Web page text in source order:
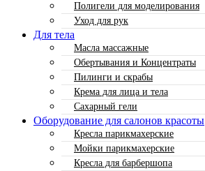
Полигели для моделирования
Уход для рук
Для тела
Масла массажные
Обертывания и Концентраты
Пилинги и скрабы
Крема для лица и тела
Сахарный гели
Оборудование для салонов красоты
Кресла парикмахерские
Мойки парикмахерские
Кресла для барбершопа